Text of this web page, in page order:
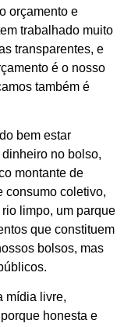
orçamento e
trabalhado muito
transparentes, e
é o nosso
também é
bem estar
no bolso,
montante de
consumo coletivo,
limpo, um parque
que constituem
bolsos, mas
mídia livre,
honesta e